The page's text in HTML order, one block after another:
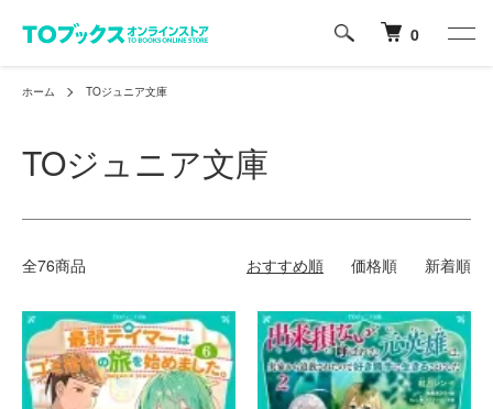
0
ホーム TOジュニア文庫
TOジュニア文庫
全76商品 おすすめ順 価格順 新着順